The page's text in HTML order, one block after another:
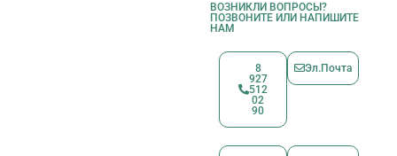
ВОЗНИКЛИ ВОПРОСЫ?
ПОЗВОНИТЕ ИЛИ НАПИШИТЕ
НАМ
8
927
512
02
90
Эл.Почта